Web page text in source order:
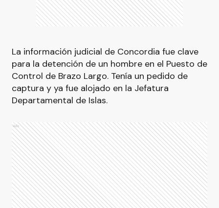
La información judicial de Concordia fue clave
para la detención de un hombre en el Puesto de
Control de Brazo Largo. Tenía un pedido de
captura y ya fue alojado en la Jefatura
Departamental de Islas.
Ads